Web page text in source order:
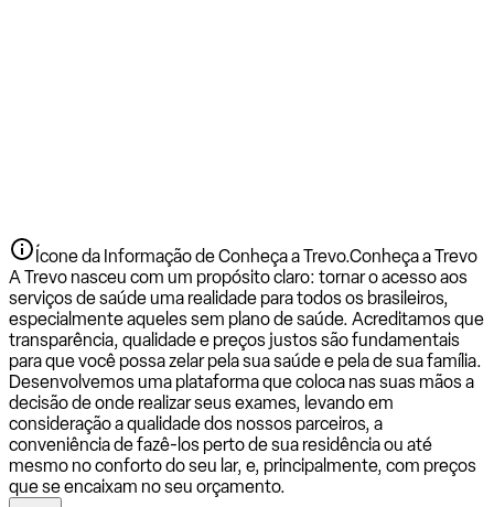
Ícone da Informação de Conheça a Trevo.Conheça a Trevo
A Trevo nasceu com um propósito claro: tornar o acesso aos
serviços de saúde uma realidade para todos os brasileiros,
especialmente aqueles sem plano de saúde. Acreditamos que
transparência, qualidade e preços justos são fundamentais
para que você possa zelar pela sua saúde e pela de sua família.
Desenvolvemos uma plataforma que coloca nas suas mãos a
decisão de onde realizar seus exames, levando em
consideração a qualidade dos nossos parceiros, a
conveniência de fazê-los perto de sua residência ou até
mesmo no conforto do seu lar, e, principalmente, com preços
que se encaixam no seu orçamento.